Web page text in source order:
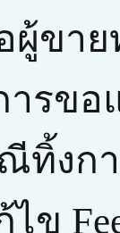
ขาย
ขอแ
ณีทิ้ง
ข